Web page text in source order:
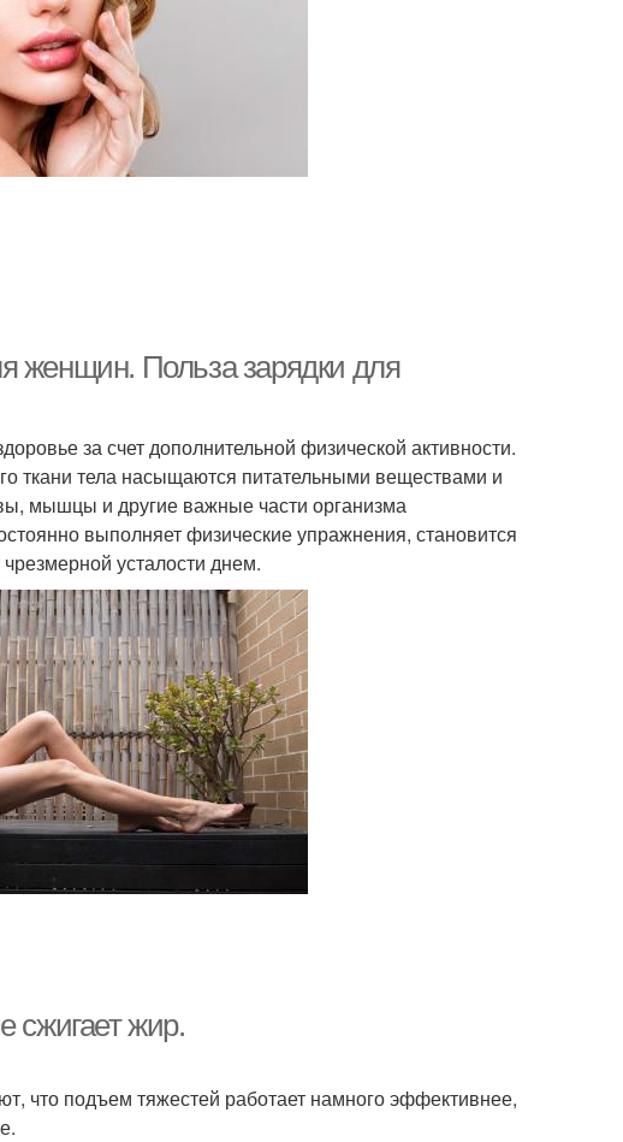
женщин. Польза зарядки для
за счет дополнительной физической активности.
ткани тела насыщаются питательными веществами и
мышцы и другие важные части организма
выполняет физические упражнения, становится
усталости днем.
сжигает жир.
что подъем тяжестей работает намного эффективнее,